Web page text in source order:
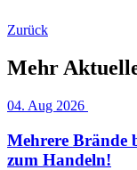
Zurück
Mehr
04. Aug 2026
Mehrere Brände
zum Handeln!